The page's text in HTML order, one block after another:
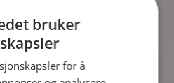
bruker
for å